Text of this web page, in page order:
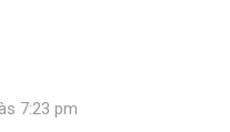
7:23 pm